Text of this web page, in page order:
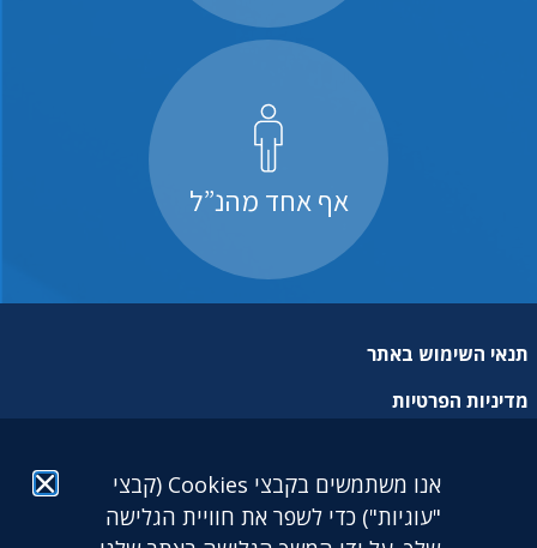
אף אחד מהנ”ל
תנאי השימוש באתר
מדיניות הפרטיות
הצהרת נגישות
אנו משתמשים בקבצי Cookies (קבצי
"עוגיות") כדי לשפר את חוויית הגלישה